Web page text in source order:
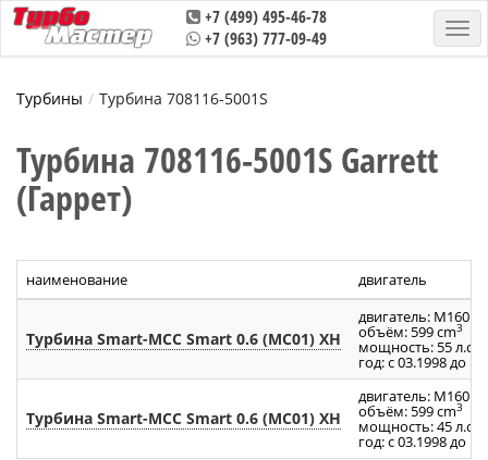
+7 (499) 495-46-78
+7 (963) 777-09-49
Турбины Турбина 708116-5001S
Турбина 708116-5001S Garrett
(Гаррет)
наименование двигатель
Турбина Smart-MCC Smart 0.6 (MC01) XH
двигатель:
объём: 599 cm3
мощность: 55 л.с.
год: с 03.1998 до
Турбина Smart-MCC Smart 0.6 (MC01) XH
двигатель:
объём: 599 cm3
мощность: 45 л.с.
год: с 03.1998 до